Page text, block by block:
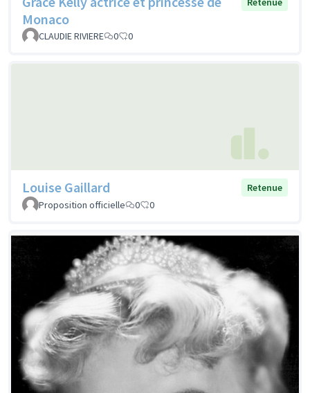
Monaco
CLAUDIE RIVIERE 0 0
Louise Gaillard
Retenue
Proposition officielle
0 0